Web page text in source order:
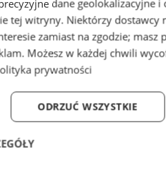
dane geolokalizacyjne
tej witryny. Niektórzy dostawcy
zamiast na zgodzie; masz
. Możesz w każdej chwili
prywatności
ODRZUĆ WSZYSTKIE